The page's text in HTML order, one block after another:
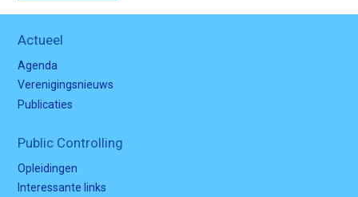
Actueel
Agenda
Verenigingsnieuws
Publicaties
Public Controlling
Opleidingen
Interessante links